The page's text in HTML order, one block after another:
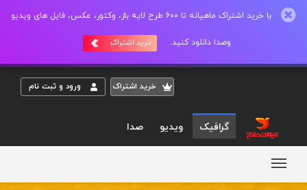
با خرید اشتراک ماهیانه تا 600 طرح لایه باز، وکتور، عکس، فایل های ویدیو
وصدا دانلود کنید. خرید اشتراک
خريد اشتراک ورود و ثبت نام
گرافیک ویدیو صدا